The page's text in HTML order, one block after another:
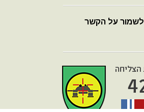
לשמור על הקשר